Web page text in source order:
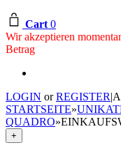
Cart 0
Wir akzeptieren
Betrag
LOGIN orREGISTER|
STARTSEITE»
QUADRO»
+